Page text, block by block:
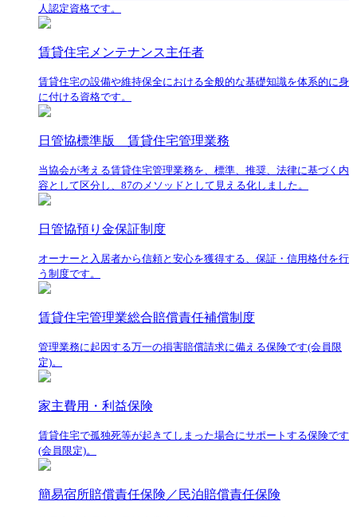
人認定資格です。
賃貸住宅メンテナンス主任者
賃貸住宅の設備や維持保全における全般的な基礎知識を体系的に身
に付ける資格です。
日管協標準版 賃貸住宅管理業務
当協会が考える賃貸住宅管理業務を、標準、推奨、法律に基づく内
容として区分し、87のメソッドとして見える化しました。
日管協預り金保証制度
オーナーと入居者から信頼と安心を獲得する、保証・信用格付を行
う制度です。
賃貸住宅管理業総合賠償責任補償制度
管理業務に起因する万一の損害賠償請求に備える保険です(会員限
定)。
家主費用・利益保険
賃貸住宅で孤独死等が起きてしまった場合にサポートする保険です
(会員限定)。
簡易宿所賠償責任保険／民泊賠償責任保険